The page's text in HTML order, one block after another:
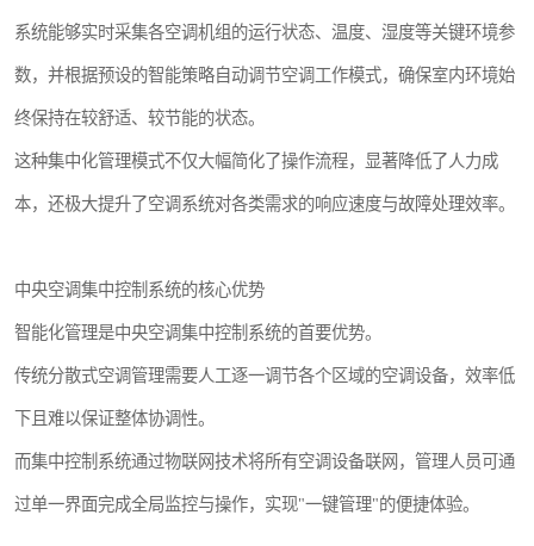
系统能够实时采集各空调机组的运行状态、温度、湿度等关键环境参
数，并根据预设的智能策略自动调节空调工作模式，确保室内环境始
终保持在较舒适、较节能的状态。
这种集中化管理模式不仅大幅简化了操作流程，显著降低了人力成
本，还极大提升了空调系统对各类需求的响应速度与故障处理效率。
中央空调集中控制系统的核心优势
智能化管理是中央空调集中控制系统的首要优势。
传统分散式空调管理需要人工逐一调节各个区域的空调设备，效率低
下且难以保证整体协调性。
而集中控制系统通过物联网技术将所有空调设备联网，管理人员可通
过单一界面完成全局监控与操作，实现"一键管理"的便捷体验。